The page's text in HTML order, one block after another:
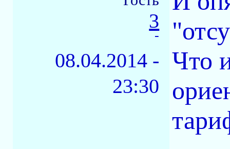
3
-
08.04.2014 -
23:30
Что